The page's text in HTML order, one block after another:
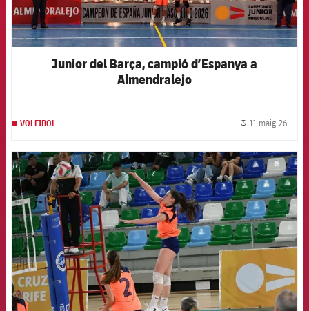
Junior del Barça, campió d’Espanya a
Almendralejo
VOLEIBOL 11 maig 26
FCB Barcelona badge